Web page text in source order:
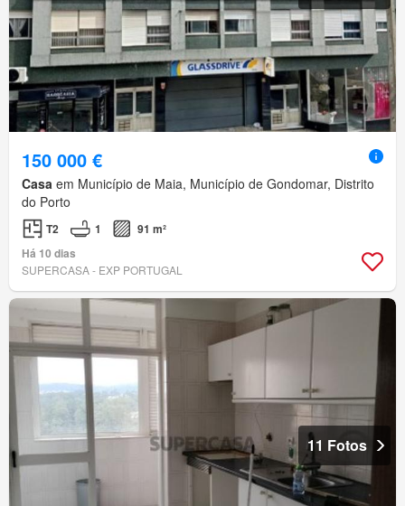
150 000 €
Casa em Município de Maia, Município de Gondomar, Distrito
do Porto
T2 1
91 m²
Há 10 dias
SUPERCASA - EXP PORTUGAL
11 Fotos